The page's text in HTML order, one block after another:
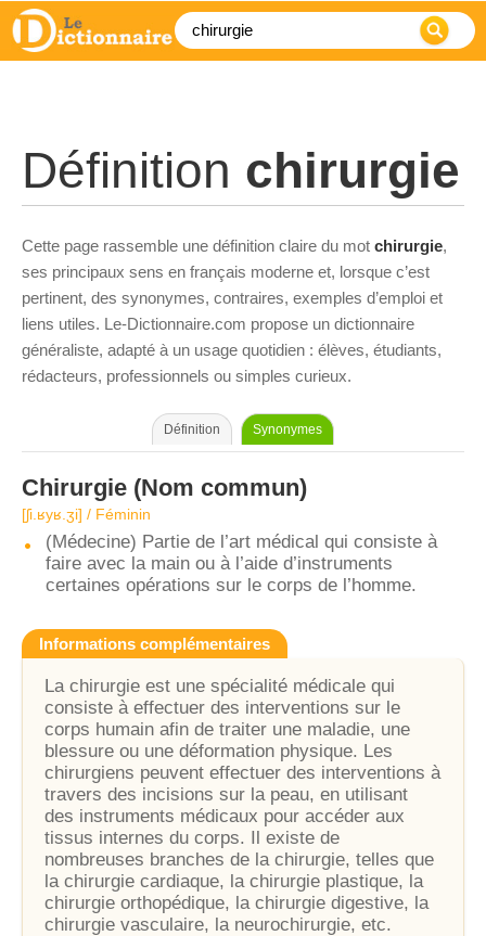
Définition chirurgie
Cette page rassemble une définition claire du mot chirurgie,
ses principaux sens en français moderne et, lorsque c’est
pertinent, des synonymes, contraires, exemples d’emploi et
liens utiles. Le-Dictionnaire.com propose un dictionnaire
généraliste, adapté à un usage quotidien : élèves, étudiants,
rédacteurs, professionnels ou simples curieux.
Définition Synonymes
Chirurgie (Nom commun)
[ʃi.ʁyʁ.ʒi] / Féminin
(Médecine) Partie de l’art médical qui consiste à
faire avec la main ou à l’aide d’instruments
certaines opérations sur le corps de l’homme.
Informations complémentaires
La chirurgie est une spécialité médicale qui
consiste à effectuer des interventions sur le
corps humain afin de traiter une maladie, une
blessure ou une déformation physique. Les
chirurgiens peuvent effectuer des interventions à
travers des incisions sur la peau, en utilisant
des instruments médicaux pour accéder aux
tissus internes du corps. Il existe de
nombreuses branches de la chirurgie, telles que
la chirurgie cardiaque, la chirurgie plastique, la
chirurgie orthopédique, la chirurgie digestive, la
chirurgie vasculaire, la neurochirurgie, etc.